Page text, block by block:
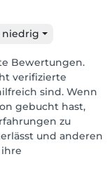
niedrig
Bewertungen.
verifizierte
sind. Wenn
gebucht hast,
zu
und anderen